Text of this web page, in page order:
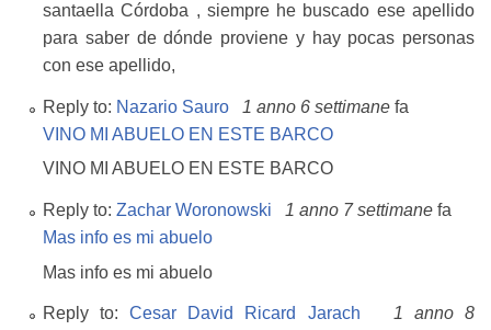
santaella Córdoba , siempre he buscado ese apellido
para saber de dónde proviene y hay pocas personas
con ese apellido,
Reply to: Nazario Sauro 1 anno 6 settimane fa
VINO MI ABUELO EN ESTE BARCO
VINO MI ABUELO EN ESTE BARCO
Reply to: Zachar Woronowski 1 anno 7 settimane fa
Mas info es mi abuelo
Mas info es mi abuelo
Reply to:Cesar David Ricard Jarach
1 anno 8